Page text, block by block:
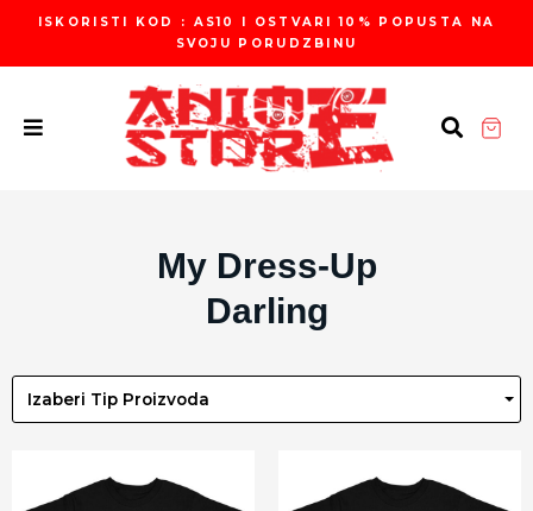
садржај
ISKORISTI KOD : AS10 I OSTVARI 10% POPUSTA NA
SVOJU PORUDZBINU
My Dress-Up
Darling
Izaberi Tip Proizvoda